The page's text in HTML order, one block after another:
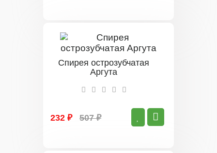
Спирея острозубчатая
Аргута
232 ₽ 507 ₽